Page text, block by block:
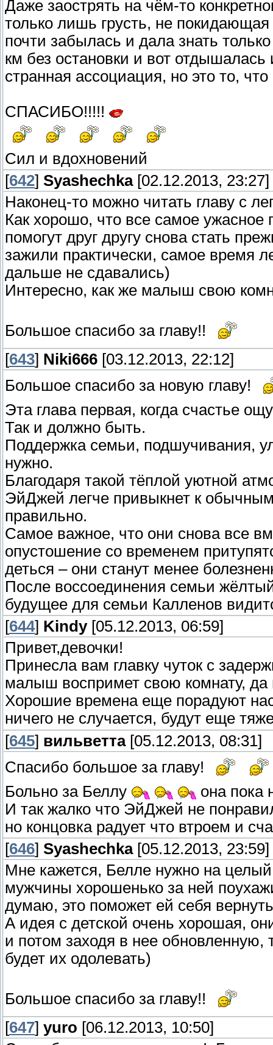
Даже заострять на чём-то
только лишь грусть, не
почти забылась и дала знать
км без остановки и вот
странная ассоциация, но это то,
СПАСИБО!!!!!
Сил и вдохновений
[642] Syashechka[02.12.2013, 23:27]
Наконец-то можно читать главу с
Как хорошо, что все самое
помогут друг другу снова стать
зажили практически, самое время
дальше не сдавались)
Интересно, как же малыш свою
Большое спасибо за главу!!
[643] Niki666 [03.12.2013, 22:12]
Большое спасибо за новую главу!
Эта глава первая, когда счастье
Так и должно быть.
Поддержка семьи, подшучивания,
нужно.
Благодаря такой тёплой уютной
ЭйДжей легче привыкнет к
правильно.
Самое важное, что они снова все
опустошение со временем
деться – они станут менее
После воссоединения семьи
будущее для семьи Калленов
[644] Kindy[05.12.2013, 06:59]
Привет,девочки!
Принесла вам главку чуток с
малыш воспримет свою комнату, да
Хорошие времена еще порадуют
ничего не случается, будут еще
[645] вильветта[05.12.2013, 08:31]
Спасибо большое за главу!
Больно за Беллу
она пока
И так жалко что ЭйДжей не
но концовка радует что втроем и
[646] Syashechka[05.12.2013, 23:59]
Мне кажется, Белле нужно на
мужчины хорошенько за ней
думаю, это поможет ей себя
А идея с детской очень хорошая,
и потом заходя в нее обновленную,
будет их одолевать)
Большое спасибо за главу!!
[647] yuro [06.12.2013, 10:50]